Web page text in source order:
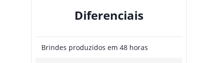
Diferenciais
Brindes produzidos em 48 horas